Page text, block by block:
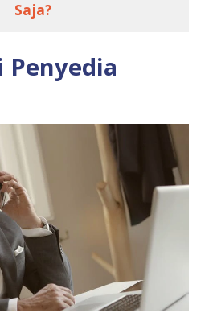
Saja?
Penyedia